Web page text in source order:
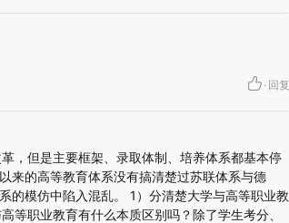
· 回复
，但是主要框架、录取体制、培养体系都基本停
来的高等教育体系没有搞清楚过苏联体系与德
的模仿中陷入混乱。 1）分清楚大学与高等职业教
等职业教育有什么本质区别吗？除了学生考分、